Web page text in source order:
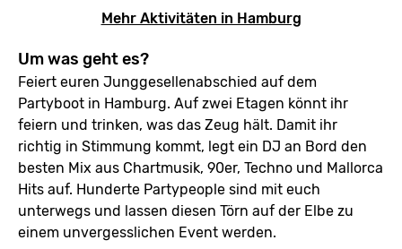
Mehr Aktivitäten in Hamburg
Um was geht es?
Feiert euren Junggesellenabschied auf dem
Partyboot in Hamburg. Auf zwei Etagen könnt ihr
feiern und trinken, was das Zeug hält. Damit ihr
richtig in Stimmung kommt, legt ein DJ an Bord den
besten Mix aus Chartmusik, 90er, Techno und Mallorca
Hits auf. Hunderte Partypeople sind mit euch
unterwegs und lassen diesen Törn auf der Elbe zu
einem unvergesslichen Event werden.